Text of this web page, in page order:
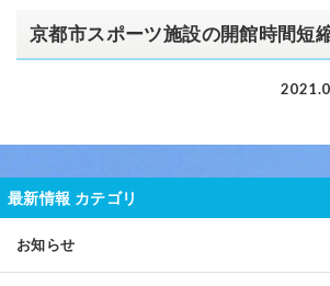
京都市スポーツ施設の開館時間短
最新情報 カテゴリ
お知らせ